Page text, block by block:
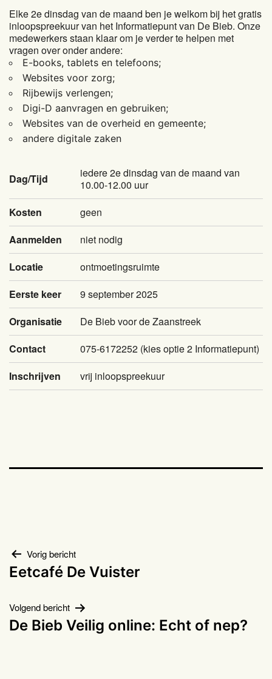
Elke 2e dinsdag van de maand ben je welkom bij het gratis
inloopspreekuur van het Informatiepunt van De Bieb. Onze
medewerkers staan klaar om je verder te helpen met
vragen over onder andere:
E-books, tablets en telefoons;
Websites voor zorg;
Rijbewijs verlengen;
Digi-D aanvragen en gebruiken;
Websites van de overheid en gemeente;
andere digitale zaken
Dag/Tijd
iedere 2e dinsdag van de maand van
10.00-12.00 uur
Kosten
geen
Aanmelden
niet nodig
Locatie
ontmoetingsruimte
Eerste keer
9 september 2025
Organisatie
De Bieb voor de Zaanstreek
Contact
075-6172252 (kies optie 2 Informatiepunt)
Inschrijven
vrij inloopspreekuur
Bericht
Vorig bericht
Eetcafé De Vuister
Volgend bericht
De Bieb Veilig online: Echt of nep?